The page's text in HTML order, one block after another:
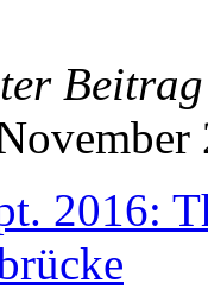
Beitrag
2016: